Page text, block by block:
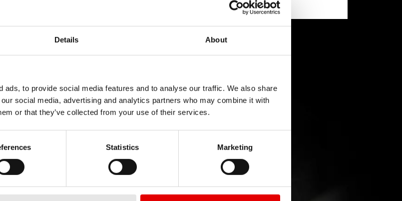
Details About
ads, to provide social media features and to analyse our traffic. We also share
social media, advertising and analytics partners who may combine it with
or that they’ve collected from your use of their services.
Statistics Marketing